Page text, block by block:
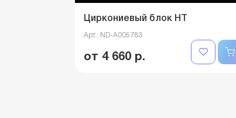
Циркониевый блок HT
Арт.: ND-A005783
от 4 660 р.